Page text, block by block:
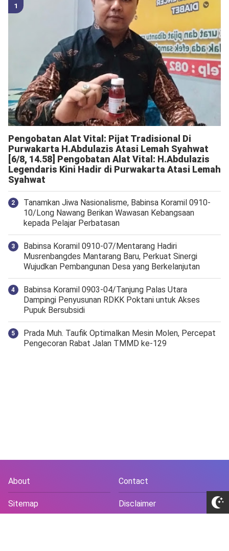
Pengobatan Alat Vital: Pijat Tradisional Di
Purwakarta H.Abdulazis Atasi Lemah Syahwat
[6/8, 14.58] Pengobatan Alat Vital: H.Abdulazis
Legendaris Kini Hadir di Purwakarta Atasi Lemah
Syahwat
Tanamkan Jiwa Nasionalisme, Babinsa Koramil 0910-
10/Long Nawang Berikan Wawasan Kebangsaan
kepada Pelajar Perbatasan
Babinsa Koramil 0910-07/Mentarang Hadiri
Musrenbangdes Mantarang Baru, Perkuat Sinergi
Wujudkan Pembangunan Desa yang Berkelanjutan
‎Babinsa Koramil 0903-04/Tanjung Palas Utara
Dampingi Penyusunan RDKK Poktani untuk Akses
Pupuk Bersubsidi
Prada Muh. Taufik Optimalkan Mesin Molen, Percepat
Pengecoran Rabat Jalan TMMD ke-129
About Contact
Sitemap Disclaimer